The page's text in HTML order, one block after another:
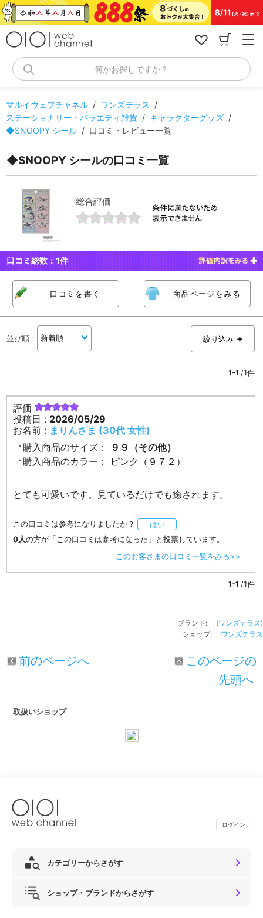
コ
ン
何かお探しですか？
マルイウェブチャネル / ワンズテラス
/
ステーショナリー・バラエティ雑貨 / キャラクターグッズ /
◆SNOOPY シール / 口コミ・レビュー一覧
◆SNOOPY シールの口コミ一覧
総合評価
口コミ総数：1件
口コミを書く 商品ページをみる
並び順 ： 絞り込み
1-1 /1件
評価
投稿日 : 2026/05/29
お名前 : まりんさま (30代 女性)
購入商品のサイズ：
９９（その他）
購入商品のカラー：
ピンク（９７２）
とても可愛いです。見ているだけでも癒されます。
この口コミは参考になりましたか？
はい
0人の方が「この口コミは参考になった」と投票しています。
このお客さまの口コミ一覧をみる>>
1-1/1件
ブランド: (ワンズテラス)
ショップ: ワンズテラス
前のページへ
このページの
先頭へ
取扱いショップ
ログイン
カテゴリーからさがす
ショップ・ブランドからさがす